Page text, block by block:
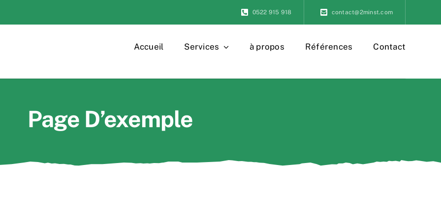
0522 915 918 contact@2minst.com
Accueil Services à propos Références Contact
Page D’exemple